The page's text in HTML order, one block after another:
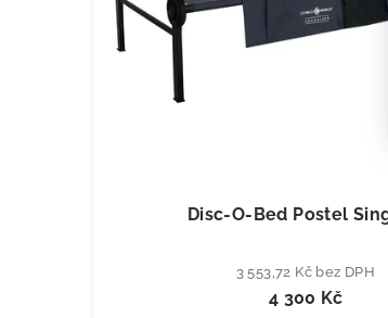
Disc-O-Bed Postel
3 553,72 Kč bez DPH
4 300 Kč